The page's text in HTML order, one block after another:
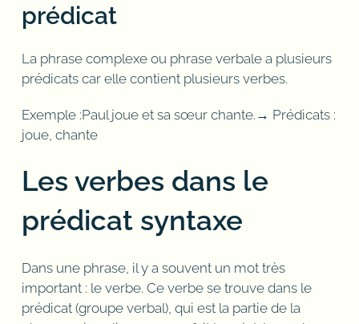
prédicat
La phrase complexe ou phrase verbale a plusieurs
prédicats car elle contient plusieurs verbes.
Exemple :Paul joue et sa sœur chante.→ Prédicats :
joue, chante
Les verbes dans le
prédicat syntaxe
Dans une phrase, il y a souvent un mot très
important : le verbe. Ce verbe se trouve dans le
prédicat (groupe verbal), qui est la partie de la